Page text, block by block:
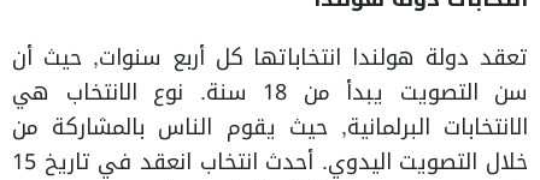
تعقد دولة هولندا انتخاباتها كل أربع سنوات, حيث أن
سن التصويت يبدأ من 18 سنة. نوع الانتخاب هي
الانتخابات البرلمانية, حيث يقوم الناس بالمشاركة من
خلال التصويت اليدوي. أحدث انتخاب انعقد في تاريخ 15